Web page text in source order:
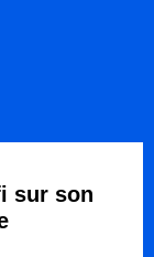
sur son